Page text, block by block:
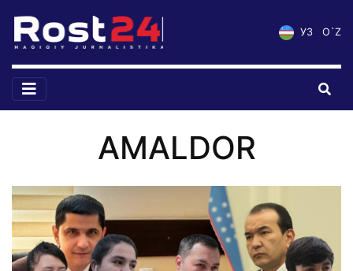
УЗ O`Z
AMALDOR